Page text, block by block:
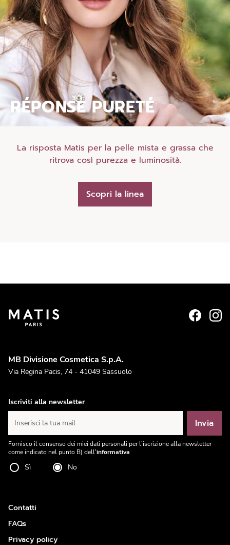
RÉPONSE PURETÉ
La risposta Matis per la pelle mista e grassa che
ritrova così purezza e luminosità.
Scopri la linea
MB Divisione Cosmetica S.p.A.
Via Regina Pacis, 74 - 41049 Sassuolo
Iscriviti alla newsletter
Inserisci la tua mail Invia
Fornisco il consenso dei miei dati personali per l’iscrizione alla newsletter
come indicato nel punto B) dell'informativa
Sì No
Contatti
FAQs
Privacy policy